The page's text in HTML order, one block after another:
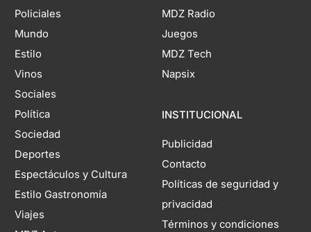
Policiales
Mundo
Estilo
Vinos
Sociales
Política
Sociedad
Deportes
Espectáculos y Cultura
Estilo Gastronomía
Viajes
MDZ Radio
Juegos
MDZ Tech
Napsix
INSTITUCIONAL
Publicidad
Contacto
Políticas de seguridad y
privacidad
Términos y condiciones